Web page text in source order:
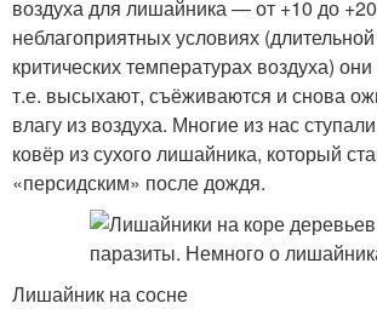
воздуха для лишайника — от +10 до
неблагоприятных условиях (длительной
критических температурах воздуха)
т.е. высыхают, съёживаются и снова
влагу из воздуха. Многие из нас
ковёр из сухого лишайника, который
«персидским» после дождя.
Лишайник на сосне